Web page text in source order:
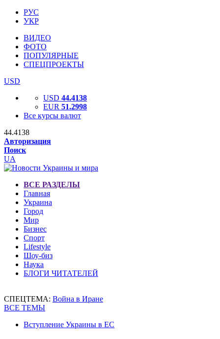
РУС
УКР
ВИДЕО
ФОТО
ПОПУЛЯРНЫЕ
СПЕЦПРОЕКТЫ
USD
USD 44.4138
EUR 51.2998
Все курсы валют
44.4138
Авторизация
Поиск
UA
ВСЕ РАЗДЕЛЫ
Главная
Украина
Город
Мир
Бизнес
Спорт
Lifestyle
Шоу-биз
Наука
БЛОГИ ЧИТАТЕЛЕЙ
СПЕЦТЕМА: Война в Иране
ВСЕ ТЕМЫ
Вступление Украины в ЕС